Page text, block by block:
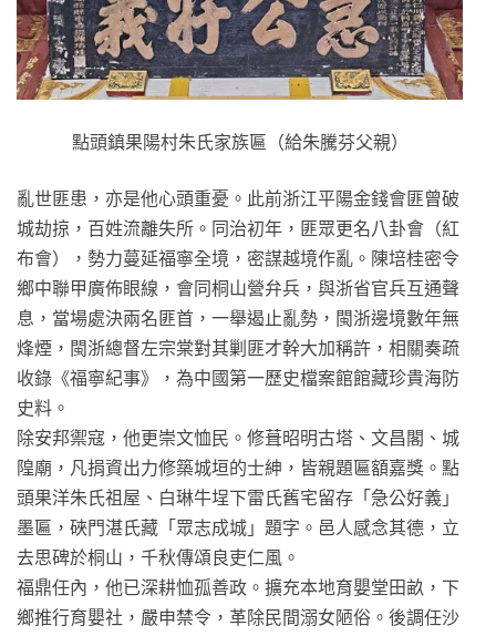
點頭鎮果陽村朱氏家族匾（給朱騰芬父親）
亂世匪患，亦是他心頭重憂。此前浙江平陽金錢會匪曾破
城劫掠，百姓流離失所。同治初年，匪眾更名八卦會（紅
布會），勢力蔓延福寧全境，密謀越境作亂。陳培桂密令
鄉中聯甲廣佈眼線，會同桐山營弁兵，與浙省官兵互通聲
息，當場處決兩名匪首，一舉遏止亂勢，閩浙邊境數年無
烽煙，閩浙總督左宗棠對其剿匪才幹大加稱許，相關奏疏
收錄《福寧紀事》，為中國第一歷史檔案館館藏珍貴海防
史料。
除安邦禦寇，他更崇文恤民。修葺昭明古塔、文昌閣、城
隍廟，凡捐資出力修築城垣的士紳，皆親題匾額嘉獎。點
頭果洋朱氏祖屋、白琳牛埕下雷氏舊宅留存「急公好義」
墨匾，硤門湛氏藏「眾志成城」題字。邑人感念其德，立
去思碑於桐山，千秋傳頌良吏仁風。
福鼎任內，他已深耕恤孤善政。擴充本地育嬰堂田畝，下
鄉推行育嬰社，嚴申禁令，革除民間溺女陋俗。後調任沙